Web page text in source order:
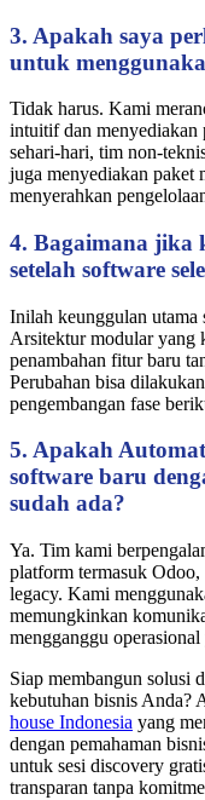
3. Apakah saya
untuk
Tidak harus. Kami
intuitif dan menyediakan
sehari-hari, tim non-
juga menyediakan paket
menyerahkan
4. Bagaimana jika
setelah software
Inilah keunggulan
Arsitektur modular yang
penambahan fitur baru
Perubahan bisa
pengembangan fase
5. Apakah
software baru
sudah ada?
Ya. Tim kami
platform termasuk Odoo,
legacy. Kami
memungkinkan
mengganggu
Siap membangun solusi
kebutuhan bisnis Anda?
house Indonesia yang
dengan pemahaman
untuk sesi discovery
transparan tanpa